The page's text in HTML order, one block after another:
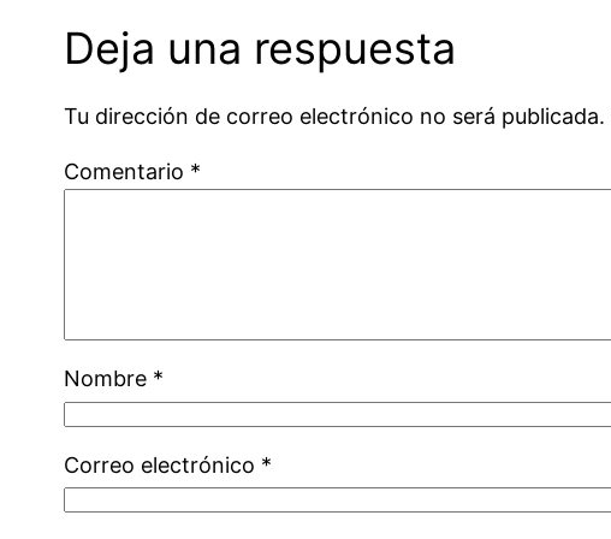
Deja una respuesta
Tu dirección de correo electrónico no será publicada.
Comentario *
Nombre *
Correo electrónico *